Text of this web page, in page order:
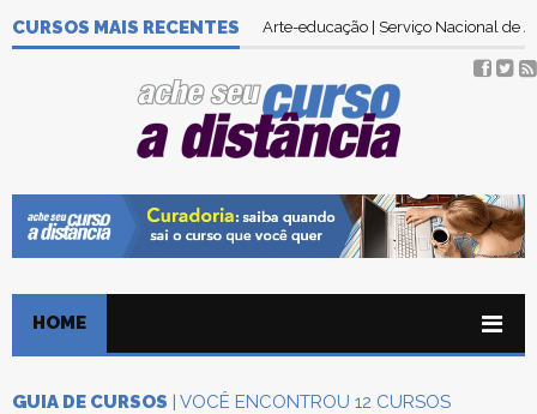
CURSOS MAIS RECENTES Arte-educação | Serviço Nacional de
HOME
GUIA DE CURSOS | VOCÊ ENCONTROU 12 CURSOS